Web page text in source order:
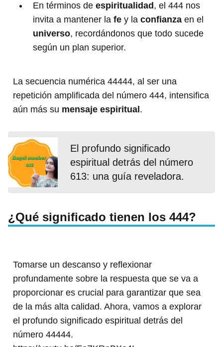
En términos de espiritualidad , el 444 nos
invita a mantener la fe y la confianza en el
universo, recordándonos que todo sucede
según un plan superior.
La secuencia numérica 44444, al ser una
repetición amplificada del número 444, intensifica
aún más su mensaje espiritual .
El profundo significado
espiritual detrás del número
613: una guía reveladora.
¿Qué significado tienen los 444?
Tomarse un descanso y reflexionar
profundamente sobre la respuesta que se va a
proporcionar es crucial para garantizar que sea
de la más alta calidad. Ahora, vamos a explorar
el profundo significado espiritual detrás del
número 44444.